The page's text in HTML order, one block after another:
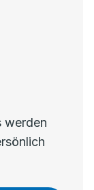
werden